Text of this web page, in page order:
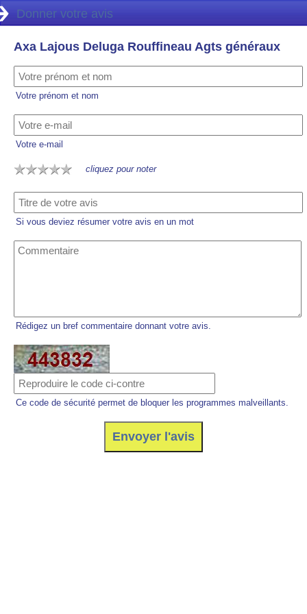
Donner votre avis
Axa Lajous Deluga Rouffineau Agts généraux
Votre prénom et nom
Votre e-mail
cliquez pour noter
Si vous deviez résumer votre avis en un mot
Rédigez un bref commentaire donnant votre avis.
Ce code de sécurité permet de bloquer les programmes malveillants.